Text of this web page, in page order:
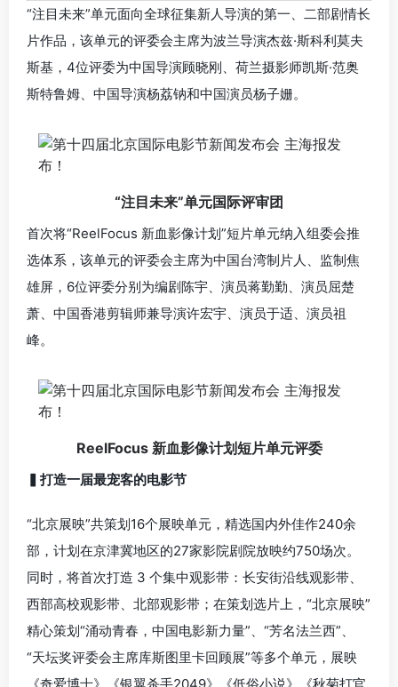
“注目未来”单元面向全球征集新人导演的第一、二部剧情长
片作品，该单元的评委会主席为波兰导演杰兹·斯科利莫夫
斯基，4位评委为中国导演顾晓刚、荷兰摄影师凯斯·范奥
斯特鲁姆、中国导演杨荔钠和中国演员杨子姗。
“注目未来”单元国际评审团
首次将“ReelFocus 新血影像计划”短片单元纳入组委会推
选体系，该单元的评委会主席为中国台湾制片人、监制焦
雄屏，6位评委分别为编剧陈宇、演员蒋勤勤、演员屈楚
萧、中国香港剪辑师兼导演许宏宇、演员于适、演员祖
峰。
ReelFocus 新血影像计划短片单元评委
▍打造一届最宠客的电影节
“北京展映”共策划16个展映单元，精选国内外佳作240余
部，计划在京津冀地区的27家影院剧院放映约750场次。
同时，将首次打造 3 个集中观影带：长安街沿线观影带、
西部高校观影带、北部观影带；在策划选片上，“北京展映”
精心策划“涌动青春，中国电影新力量”、“芳名法兰西”、
“天坛奖评委会主席库斯图里卡回顾展”等多个单元，展映